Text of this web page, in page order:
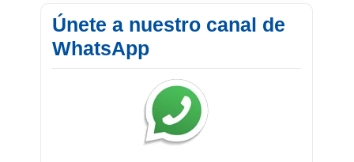
Únete a nuestro canal de
WhatsApp